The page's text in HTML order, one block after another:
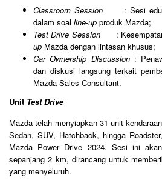
Classroom Session: Sesi
dalam soal line-up produk Mazda;
Test Drive Session :
up Mazda dengan lintasan khusus;
Car Ownership Discussion:
dan diskusi langsung terkait
Mazda Sales Consultant.
Unit Test Drive
Mazda telah menyiapkan 31-unit
Sedan, SUV, Hatchback, hingga
Mazda Power Drive 2024. Sesi ini
sepanjang 2 km, dirancang untuk
yang menyeluruh.